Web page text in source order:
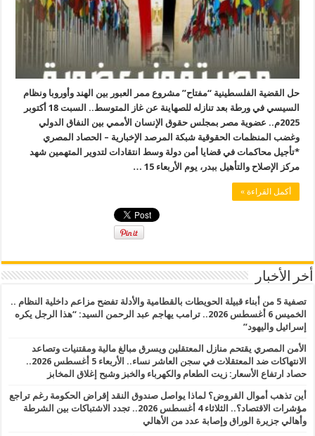
حل القضية الفلسطينية “مفتاح” مشروع ممر العبور بين الهند وأوروبا ونظام
السيسي في ورطة بعد تنازله للصهاينة عن غاز المتوسط.. السبت 18 أكتوبر
2025م.. عضوية مصر بمجلس حقوق الإنسان الأممي بين النفاق الدولي
وغضب المنظمات الحقوقية شبكة المرصد الإخبارية – الحصاد المصري
*تأجيل محاكمات في قضايا أمن دولة وسط انتقادات لتدوير المتهمين شهد
مركز الإصلاح والتأهيل ببدر، يوم الأربعاء 15 …
أكمل القراءة »
أخر الأخبار
تصفية 5 من أبناء قبيلة الحويطات بالقطامية والأدلة تفضح مزاعم داخلية النظام ..
الخميس 6 أغسطس 2026.. ترامب يهاجم عبد الرحمن السيد: “هذا الرجل يكره
إسرائيل واليهود”
الأمن المصري يقتحم منازل المعتقلين ويسرق مبالغ مالية ومقتنيات وتصاعد
الانتهاكات ضد المعتقلات في سجن العاشر نساء.. الأربعاء 5 أغسطس 2026..
حصاد ارتفاع الأسعار: زيت الطعام والكهرباء والخبز وشبح إغلاق المخابز
أين تذهب أموال القروض؟ لماذا يواصل صندوق النقد إقراض الحكومة رغم تراجع
مؤشرات الاقتصاد؟.. الثلاثاء 4 أغسطس 2026.. تجدد الاشتباكات بين الشرطة
وأهالي جزيرة الوراق وإصابة عدد من الأهالي